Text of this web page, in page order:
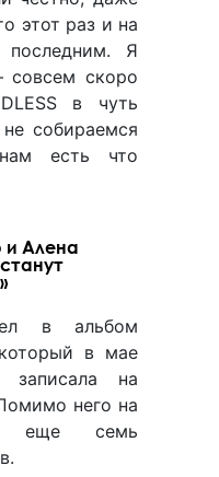
этот раз и на
Я
совсем скоро
в чуть
собираемся
есть что
Алена
в альбом
который в мае
записала на
него на
еще семь